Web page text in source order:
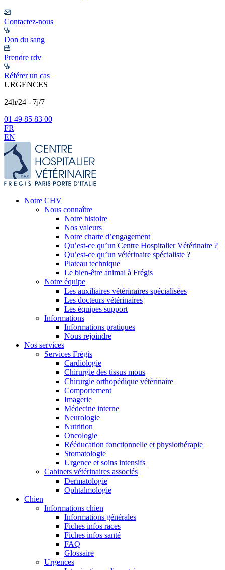
Contactez-nous
Don du sang
Prendre rdv
Référer un cas
URGENCES
24h/24 - 7j/7
01 49 85 83 00
FR
EN
Notre CHV
Nous connaître
Notre histoire
Nos valeurs
Notre charte d’engagement
Qu’est-ce qu’un Centre Hospitalier Vétérinaire ?
Qu’est-ce qu’un vétérinaire spécialiste ?
Plateau technique
Le bien-être animal à Frégis
Notre équipe
Les auxiliaires vétérinaires spécialisées
Les docteurs vétérinaires
Les équipes support
Informations
Informations pratiques
Nous rejoindre
Nos services
Services Frégis
Cardiologie
Chirurgie des tissus mous
Chirurgie orthopédique vétérinaire
Comportement
Imagerie
Médecine interne
Neurologie
Nutrition
Oncologie
Rééducation fonctionnelle et physiothérapie
Stomatologie
Urgence et soins intensifs
Cabinets vétérinaires associés
Dermatologie
Ophtalmologie
Chien
Informations chien
Informations générales
Fiches infos races
Fiches infos santé
FAQ
Glossaire
Urgences